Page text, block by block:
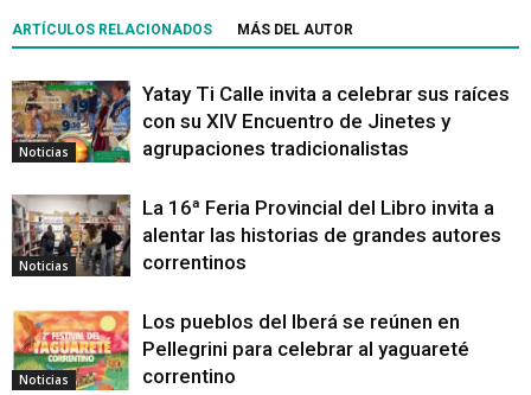
ARTÍCULOS RELACIONADOS MÁS DEL AUTOR
Noticias
Yatay Ti Calle invita a celebrar sus raíces
con su XIV Encuentro de Jinetes y
agrupaciones tradicionalistas
Noticias
La 16ª Feria Provincial del Libro invita a
alentar las historias de grandes autores
correntinos
Noticias
Los pueblos del Iberá se reúnen en
Pellegrini para celebrar al yaguareté
correntino